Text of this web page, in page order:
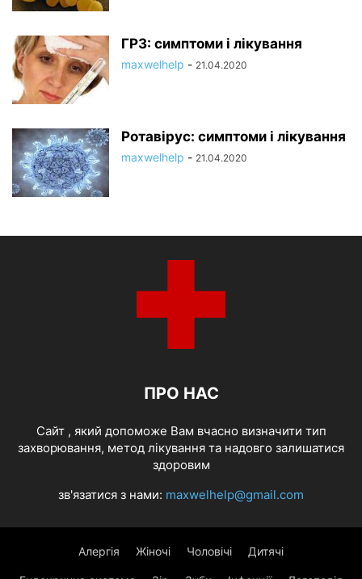
ГРЗ: симптоми і лікування
maxwelhelp - 21.04.2020
Ротавірус: симптоми і лікування
maxwelhelp - 21.04.2020
ПРО НАС
Cайт , який допоможе Вам вчасно визначити тип
захворювання, метод лікування та надовго залишатися
здоровим
зв'язатися з нами: maxwelhelp@gmail.com
Алергія Жіночі Чоловічі Дитячі